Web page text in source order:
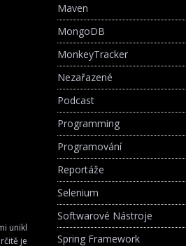
unikl
je
Maven
MongoDB
MonkeyTracker
Nezařazené
Podcast
Programming
Programování
Reportáže
Selenium
Softwarové Nástroje
Spring Framework